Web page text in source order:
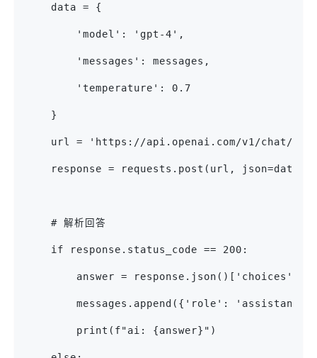
    data = {
        'model': 'gpt-4',
        'messages': messages,
        'temperature': 0.7
    }
url = 'https://api.openai.com/v1/chat/
response = requests.post(url, json=data,
    # 解析回答
    if response.status_code == 200:
answer =
messages.append({'role': 'assistant',
        print(f"ai: {answer}")